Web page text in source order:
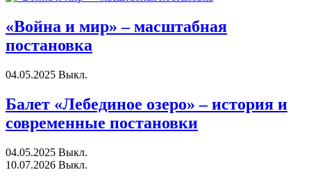
«Война и мир» – масштабная
постановка
04.05.2025 Выкл.
Балет «Лебединое озеро» – история и
современные постановки
04.05.2025 Выкл.
10.07.2026 Выкл.